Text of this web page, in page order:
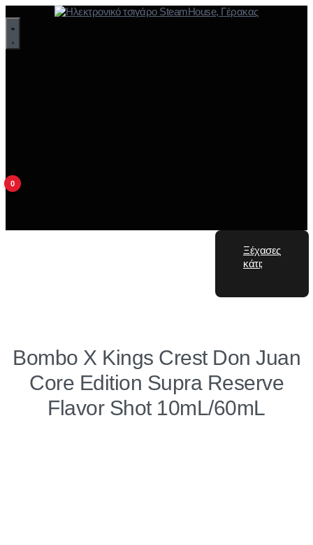
0
Ξέχασες
κάτι;
Bombo X Kings Crest Don Juan
Core Edition Supra Reserve
Flavor Shot 10mL/60mL